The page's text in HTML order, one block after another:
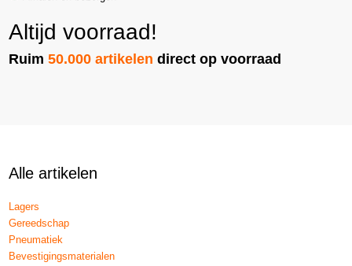
Altijd voorraad!
Ruim50.000 artikelen direct op voorraad
Alle artikelen
Lagers
Gereedschap
Pneumatiek
Bevestigingsmaterialen